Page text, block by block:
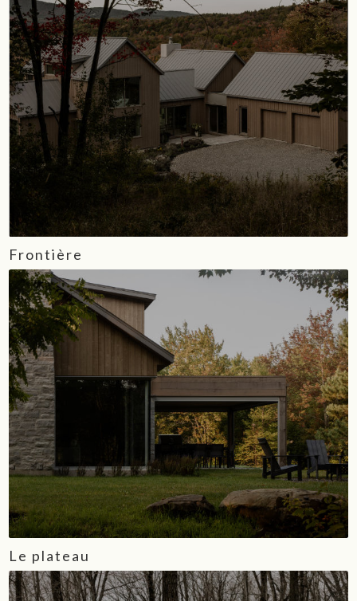
Frontière
Le plateau